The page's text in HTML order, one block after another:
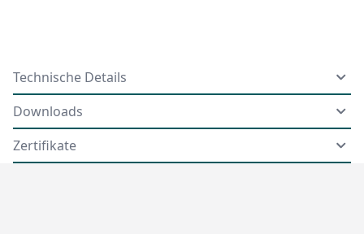
Technische Details
Downloads
Zertifikate